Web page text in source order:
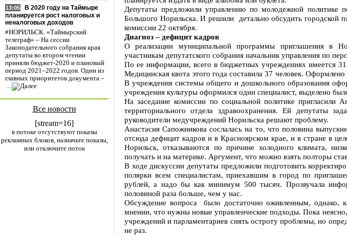
13:05
В 2020 году на Таймыре
планируется рост налоговых и
неналоговых доходов
#НОРИЛЬСК. «Таймырский
телеграф» – На сессии
Законодательного собрания края
депутаты во втором чтении
приняли бюджет-2020 и плановый
период 2021–2022 годов. Один из
главных приоритетов документа –
…
Все новости
[stream=16]
в потоке отсутствуют показы
рекламных блоков, назначьте показы,
или отключите поток
Депутаты предложили управлению по молодежной политике
Большого Норильска. И решили детально обсудить городской
комиссии 22 октября.
Диагноз – дефицит кадров
О реализации муниципальной программы приглашения в
участникам депутатского собрания начальник управления по
По ее информации, всего в бюджетных учреждениях имеется
Медицинская квота этого года составила 37 человек.
В учреждения системы общего и дошкольного образования
учреждения культуры оформился один специалист, выделено
На заседание комиссии по социальной политике пригласили
территориального отдела здравоохранения. Ей депутаты
руководители медучреждений Норильска решают проблему.
Анастасия Сапожникова сослалась на то, что половина
отсюда дефицит кадров и в Красноярском крае, и в стране в
Норильск, отказываются по причине холодного климата,
получать и на материке. Аргумент, что можно взять полторы
В ходе дискуссии депутаты предложили подготовить
полярки всем специалистам, приехавшим в город по
рублей, а надо бы как минимум 500 тысяч. Прозвучала
половиной раза больше, чем у нас.
Обсуждение вопроса было достаточно оживленным, однако,
мнении, что нужны новые управленческие подходы. Пока
учреждений и парламентариев снять остроту проблемы, но
не раз.